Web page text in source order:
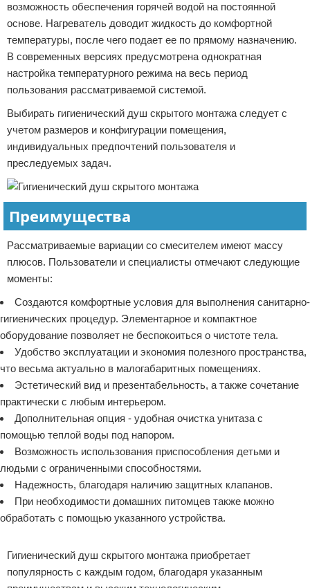
возможность обеспечения горячей водой на постоянной
основе. Нагреватель доводит жидкость до комфортной
температуры, после чего подает ее по прямому назначению.
В современных версиях предусмотрена однократная
настройка температурного режима на весь период
пользования рассматриваемой системой.
Выбирать гигиенический душ скрытого монтажа следует с
учетом размеров и конфигурации помещения,
индивидуальных предпочтений пользователя и
преследуемых задач.
Преимущества
Рассматриваемые вариации со смесителем имеют массу
плюсов. Пользователи и специалисты отмечают следующие
моменты:
Создаются комфортные условия для выполнения санитарно-
гигиенических процедур. Элементарное и компактное
оборудование позволяет не беспокоиться о чистоте тела.
Удобство эксплуатации и экономия полезного пространства,
что весьма актуально в малогабаритных помещениях.
Эстетический вид и презентабельность, а также сочетание
практически с любым интерьером.
Дополнительная опция - удобная очистка унитаза с
помощью теплой воды под напором.
Возможность использования приспособления детьми и
людьми с ограниченными способностями.
Надежность, благодаря наличию защитных клапанов.
При необходимости домашних питомцев также можно
обработать с помощью указанного устройства.
Гигиенический душ скрытого монтажа приобретает
популярность с каждым годом, благодаря указанным